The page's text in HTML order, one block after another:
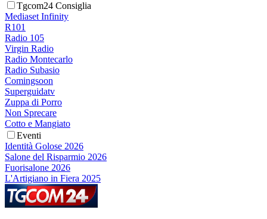
Tgcom24 Consiglia
Mediaset Infinity
R101
Radio 105
Virgin Radio
Radio Montecarlo
Radio Subasio
Comingsoon
Superguidatv
Zuppa di Porro
Non Sprecare
Cotto e Mangiato
Eventi
Identità Golose 2026
Salone del Risparmio 2026
Fuorisalone 2026
L'Artigiano in Fiera 2025